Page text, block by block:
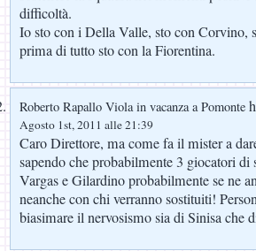
difficoltà.
Io sto con i Della Valle, sto con Corvino,
prima di tutto sto con la Fiorentina.
Roberto Rapallo Viola in vacanza a Pomonte
Agosto 1st, 2011 alle 21:39
Caro Direttore, ma come fa il mister a
sapendo che probabilmente 3 giocatori
Vargas e Gilardino probabilmente se ne
neanche con chi verranno sostituiti!
biasimare il nervosismo sia di Sinisa che